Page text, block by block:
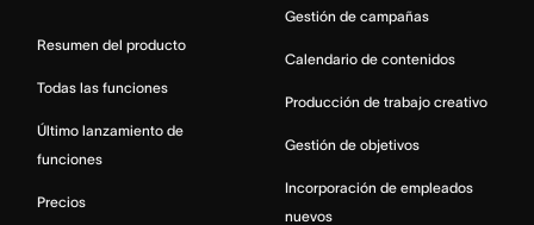
Resumen del producto
Todas las funciones
Último lanzamiento de
funciones
Precios
Gestión de campañas
Calendario de contenidos
Producción de trabajo creativo
Gestión de objetivos
Incorporación de empleados
nuevos